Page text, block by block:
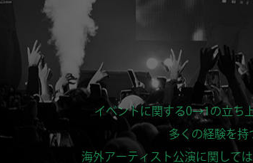
[大型フェス企画・制作]
Go-
ブロードウェイミ
イベントに関する0→1の立ち
多くの経験を持
海外アーティスト公演に関して